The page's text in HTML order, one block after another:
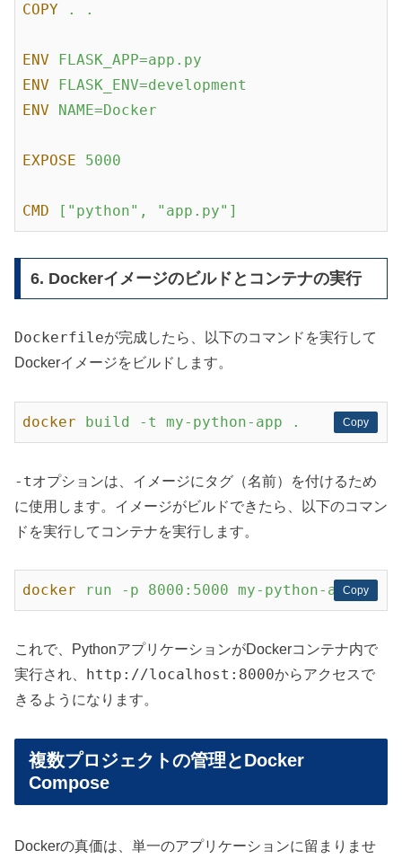
COPY . .
ENV
FLASK_APP=app.py
ENV
FLASK_ENV=development
ENV
NAME=Docker
EXPOSE 5000
CMD ["python", "app.py"]
6. Dockerイメージのビルドとコンテナの実行
Dockerfileが完成したら、以下のコマンドを実行して
Dockerイメージをビルドします。
Copy
Copy
docker build -t my-python-app .
-tオプションは、イメージにタグ（名前）を付けるため
に使用します。イメージがビルドできたら、以下のコマン
ドを実行してコンテナを実行します。
Copy
Copy
docker run -p 8000:5000 my-python-app
これで、PythonアプリケーションがDockerコンテナ内で
実行され、
http://localhost:8000からアクセスで
きるようになります。
複数プロジェクトの管理とDocker
Compose
Dockerの真価は、単一のアプリケーションに留まりませ